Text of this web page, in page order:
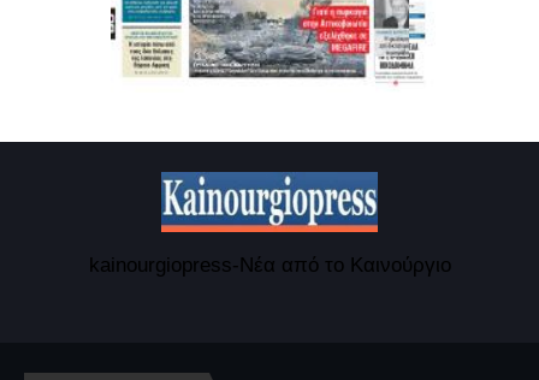
kainourgiopress-Νέα από το Καινούργιο